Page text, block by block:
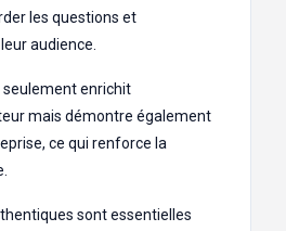
les questions et
audience.
enrichit
mais démontre également
ce qui renforce la
sont essentielles